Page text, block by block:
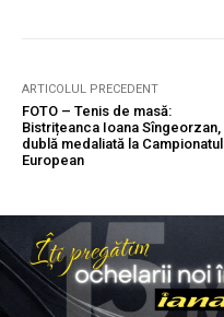
ARTICOLUL PRECEDENT
FOTO – Tenis de masă:
Bistrițeanca Ioana Sîngeorzan,
dublă medaliată la Campionatul
European